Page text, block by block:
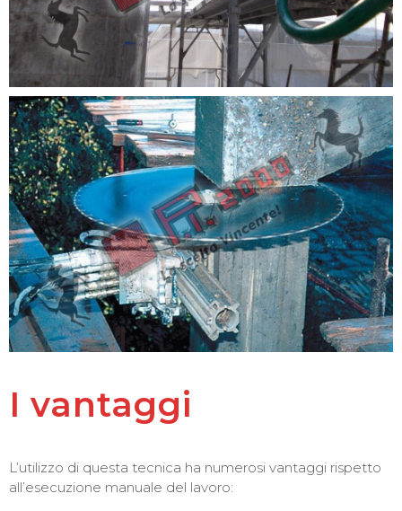
I vantaggi
L’utilizzo di questa tecnica ha numerosi vantaggi rispetto
all’esecuzione manuale del lavoro: